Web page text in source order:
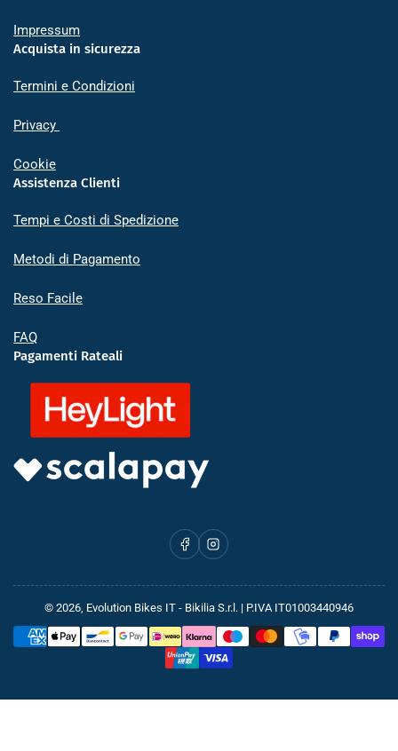
Impressum
Acquista in sicurezza
Termini e Condizioni
Privacy
Cookie
Assistenza Clienti
Tempi e Costi di Spedizione
Metodi di Pagamento
Reso Facile
FAQ
Pagamenti Rateali
FacebookInstagram
© 2026, Evolution Bikes IT - Bikilia S.r.l. | P.IVA IT01003440946
Metodi
di
pagamento